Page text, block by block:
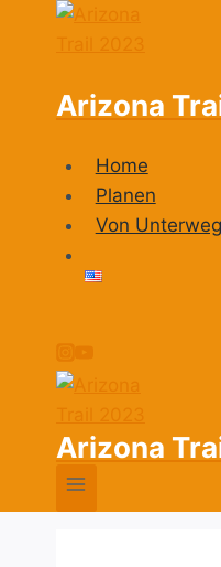
Arizona
Home
Planen
Von
Arizona